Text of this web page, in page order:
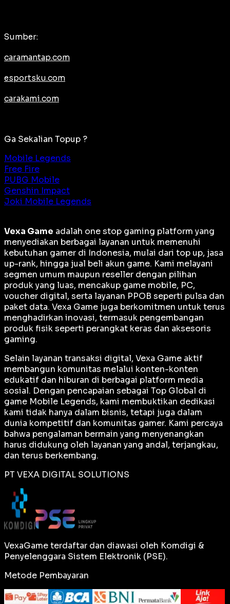
Sumber:
caramantap.com
esportsku.com
carakami.com
Ga Sekalian Topup ?
Mobile Legends
Free Fire
PUBG Mobile
Genshin Impact
Joki Mobile Legends
Vexa Game adalah one stop gaming platform yang
menyediakan berbagai layanan untuk memenuhi
kebutuhan gamer di Indonesia, mulai dari top up, jasa
up-rank, hingga jual beli akun game. Kami melayani
segmen umum maupun reseller dengan pilihan
produk yang luas, mencakup game mobile, PC,
voucher digital, serta layanan PPOB seperti pulsa dan
paket data. Vexa Game juga berkomitmen untuk terus
menghadirkan inovasi, termasuk pengembangan
produk fisik seperti perangkat keras dan aksesoris
gaming.
Selain layanan transaksi digital, Vexa Game aktif
membangun komunitas melalui konten-konten
edukatif dan hiburan di berbagai platform media
sosial. Dengan pencapaian sebagai Top Global di
game Mobile Legends, kami membuktikan dedikasi
kami tidak hanya dalam bisnis, tetapi juga dalam
dunia kompetitif dan komunitas gamer. Kami percaya
bahwa pengalaman bermain yang menyenangkan
harus didukung oleh layanan yang andal, terjangkau,
dan terus berkembang.
PT VEXA DIGITAL SOLUTIONS
VexaGame terdaftar dan diawasi oleh Komdigi &
Penyelenggara Sistem Elektronik (PSE).
Metode Pembayaran